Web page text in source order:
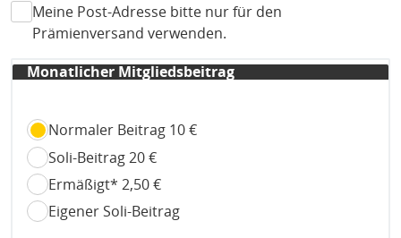
Meine Post-Adresse bitte nur für den
Prämienversand verwenden.
Monatlicher Mitgliedsbeitrag
monatlich
Normaler Beitrag 10 €
Soli-Beitrag 20 €
Ermäßigt* 2,50 €
Eigener Soli-Beitrag